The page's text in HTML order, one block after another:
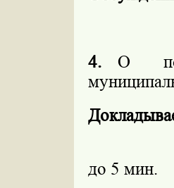
4.О
до 5 мин.